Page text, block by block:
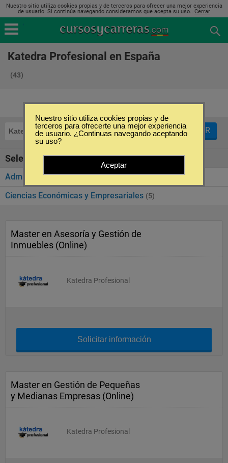
Nuestro sitio utiliza cookies propias y de terceros para ofrecer una mejor experiencia
de usuario. Si continúa navegando consideramos que acepta su uso.. Cerrar
Katedra Profesional en España
(43)
Katedra Profesional FILTRAR
Seleccione la categoría
Administración Pública(38)
Ciencias Económicas y Empresariales (5)
Master en Asesoría y Gestión de
Inmuebles (Online)
Katedra Profesional
Solicitar información
Master en Gestión de Pequeñas
y Medianas Empresas (Online)
Katedra Profesional
Nuestro sitio utiliza cookies propias y de
terceros para ofrecerte una mejor experiencia
de usuario. ¿Continuas navegando aceptando
su uso?
Aceptar